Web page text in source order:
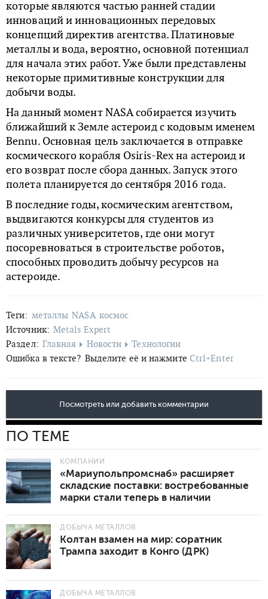
которые являются частью ранней стадии
инноваций и инновационных передовых
концепций директив агентства. Платиновые
металлы и вода, вероятно, основной потенциал
для начала этих работ. Уже были представлены
некоторые примитивные конструкции для
добычи воды.
На данный момент NASA собирается изучить
ближайший к Земле астероид с кодовым именем
Bennu. Основная цель заключается в отправке
космического корабля Osiris-Rex на астероид и
его возврат после сбора данных. Запуск этого
полета планируется до сентября 2016 года.
В последние годы, космическим агентством,
выдвигаются конкурсы для студентов из
различных университетов, где они могут
посоревноваться в строительстве роботов,
способных проводить добычу ресурсов на
астероиде.
Теги: металлы NASA космос
Источник: Metals Expert
Раздел: Главная Новости
Технологии
Ошибка в тексте? Выделите её и нажмите Ctrl+Enter
Посмотреть или добавить комментарии
ПО ТЕМЕ
КОМПАНИИ
«Мариупольпромснаб» расширяет
складские поставки: востребованные
марки стали теперь в наличии
ДОБЫЧА МЕТАЛЛОВ
Колтан взамен на мир: соратник
Трампа заходит в Конго (ДРК)
ДОБЫЧА МЕТАЛЛОВ